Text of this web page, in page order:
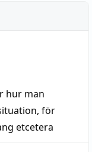
hur man
, för
etcetera